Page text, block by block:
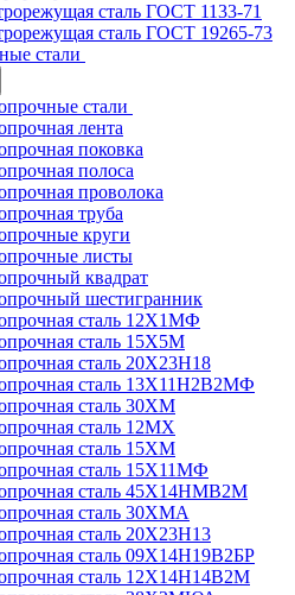
сталь ГОСТ 1133-71
сталь ГОСТ 19265-73
стали
стали
лента
поковка
полоса
проволока
труба
круги
листы
квадрат
шестигранник
сталь 12Х1МФ
сталь 15Х5М
сталь 20Х23Н18
сталь 13Х11Н2В2МФ
сталь 30ХМ
сталь 12МХ
сталь 15ХМ
сталь 15Х11МФ
сталь 45Х14НМВ2М
сталь 30ХМА
сталь 20Х23Н13
сталь 09Х14Н19В2БР
сталь 12Х14Н14В2М